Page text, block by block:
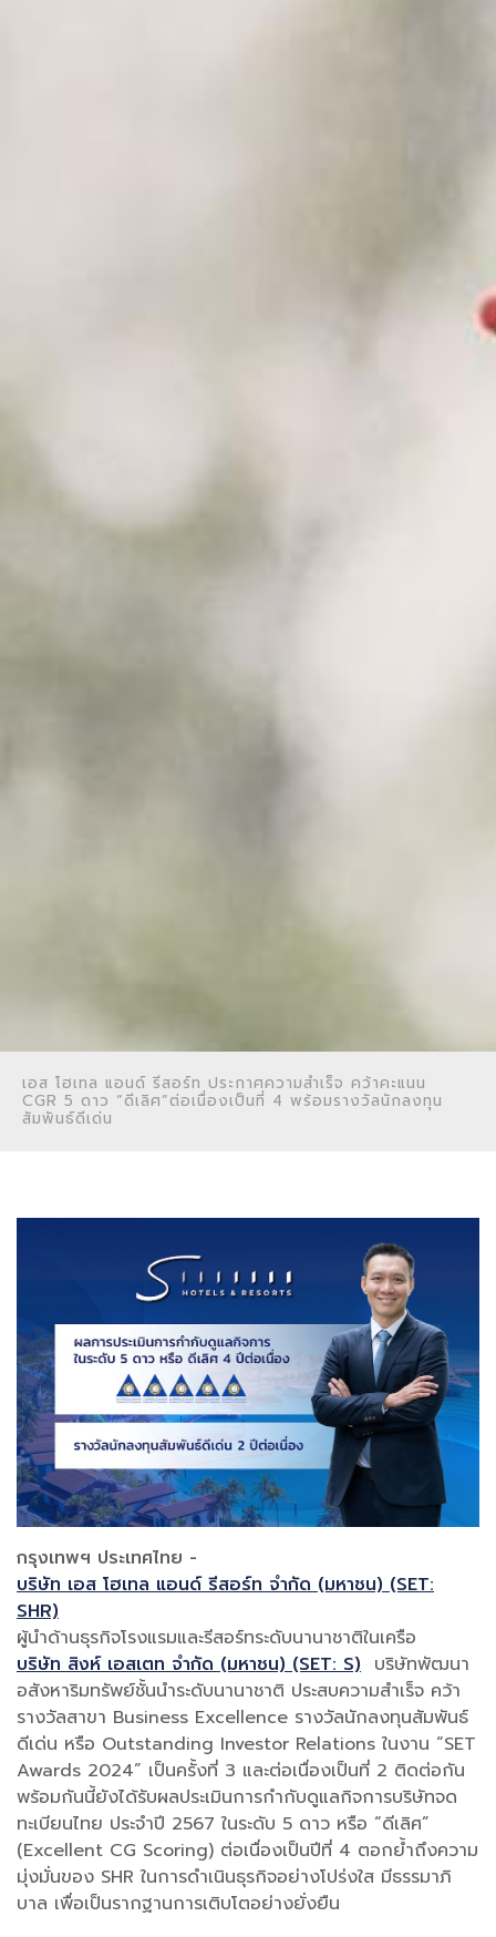
เอส โฮเทล แอนด์ รีสอร์ท ประกาศความสำเร็จ คว้าคะแนน
CGR 5 ดาว “ดีเลิศ”ต่อเนื่องเป็นที่ 4 พร้อมรางวัลนักลงทุน
สัมพันธ์ดีเด่น
กรุงเทพฯ ประเทศไทย -
บริษัท เอส โฮเทล แอนด์ รีสอร์ท จำกัด (มหาชน) (SET:
SHR)
ผู้นำด้านธุรกิจโรงแรมและรีสอร์ทระดับนานาชาติในเครือ
บริษัท สิงห์ เอสเตท จำกัด (มหาชน) (SET: S) บริษัทพัฒนา
อสังหาริมทรัพย์ชั้นนำระดับนานาชาติ ประสบความสำเร็จ คว้า
รางวัลสาขา Business Excellence รางวัลนักลงทุนสัมพันธ์
ดีเด่น หรือ Outstanding Investor Relations ในงาน “SET
Awards 2024” เป็นครั้งที่ 3 และต่อเนื่องเป็นที่ 2 ติดต่อกัน
พร้อมกันนี้ยังได้รับผลประเมินการกำกับดูแลกิจการบริษัทจด
ทะเบียนไทย ประจำปี 2567 ในระดับ 5 ดาว หรือ “ดีเลิศ”
(Excellent CG Scoring) ต่อเนื่องเป็นปีที่ 4 ตอกย้ำถึงความ
มุ่งมั่นของ SHR ในการดำเนินธุรกิจอย่างโปร่งใส มีธรรมาภิ
บาล เพื่อเป็นรากฐานการเติบโตอย่างยั่งยืน